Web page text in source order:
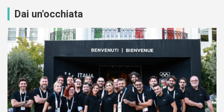
Dai un'occhiata